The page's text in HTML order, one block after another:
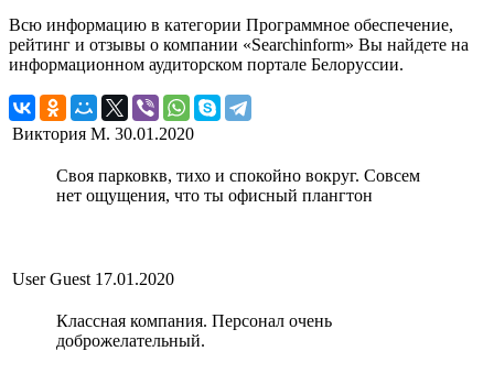
Всю информацию в категории Программное обеспечение,
рейтинг и отзывы о компании «Searchinform» Вы найдете на
информационном аудиторском портале Белоруссии.
Виктория М. 30.01.2020
Своя парковкв, тихо и спокойно вокруг. Совсем
нет ощущения, что ты офисный плангтон
User Guest 17.01.2020
Классная компания. Персонал очень
доброжелательный.